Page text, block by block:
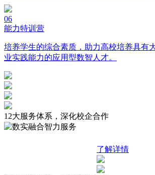
06
能力特训营
培养学生的综合素质，助力高校培养具有
业实践能力的应用型数智人才。
12大服务体系，深化校企合作
了解详情